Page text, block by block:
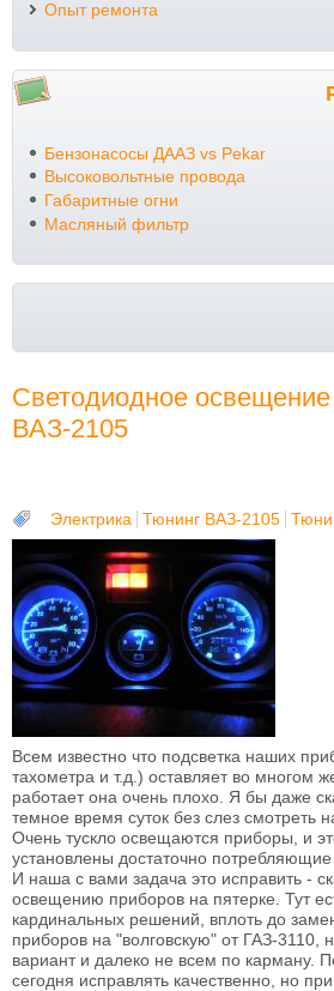
Опыт ремонта
Бензонасосы ДААЗ vs Pekar
Высоковольтные провода
Габаритные огни
Масляный фильтр
Светодиодное
ВАЗ-2105
Электрика Тюнинг ВАЗ-2105
Всем известно что подсветка наших
тахометра и т.д.) оставляет во многом
работает она очень плохо. Я бы даже
темное время суток без слез смотреть
Очень тускло освещаются приборы, и
установлены достаточно
И наша с вами задача это исправить -
освещению приборов на пятерке. Тут
кардинальных решений, вплоть до
приборов на "волговскую" от ГАЗ-3110,
вариант и далеко не всем по карману.
сегодня исправлять качественно, но